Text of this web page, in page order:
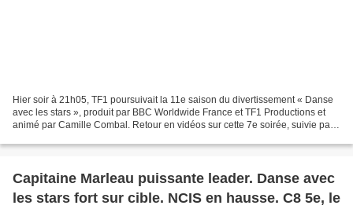
Hier soir à 21h05, TF1 poursuivait la 11e saison du divertissement « Danse
avec les stars », produit par BBC Worldwide France et TF1 Productions et
animé par Camille Combal. Retour en vidéos sur cette 7e soirée, suivie par
Capitaine Marleau puissante leader. Danse avec
les stars fort sur cible. NCIS en hausse. C8 5e, le